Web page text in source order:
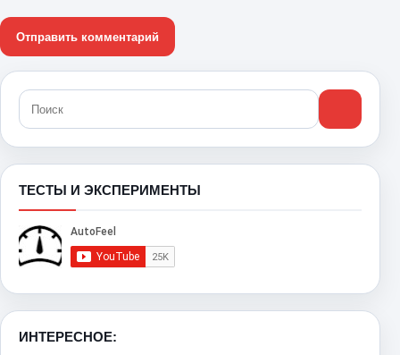
ТЕСТЫ И ЭКСПЕРИМЕНТЫ
ИНТЕРЕСНОЕ: